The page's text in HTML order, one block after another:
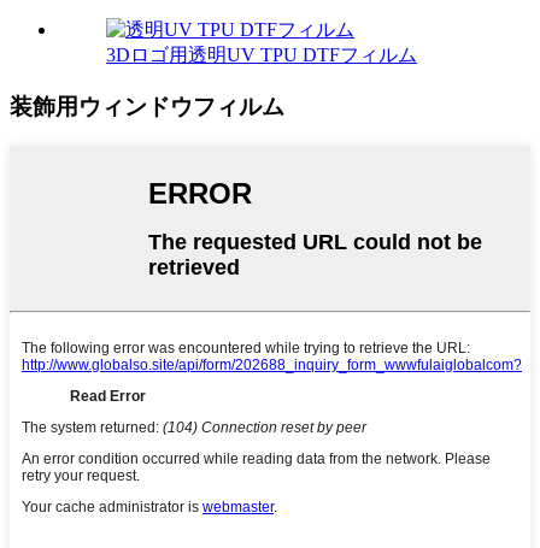
3Dロゴ用透明UV TPU DTFフィルム
装飾用ウィンドウフィルム